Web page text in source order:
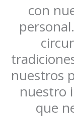
con
nuestros
nuestro
que